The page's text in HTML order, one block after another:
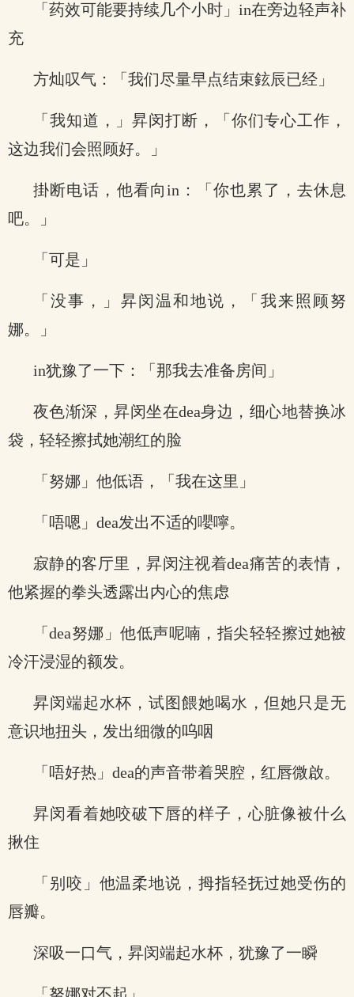
「药效可能要持续几个小时」in在旁边轻声补
充
方灿叹气：「我们尽量早点结束鉉辰已经」
「我知道，」昇闵打断，「你们专心工作，
这边我们会照顾好。」
掛断电话，他看向in：「你也累了，去休息
吧。」
「可是」
「没事，」昇闵温和地说，「我来照顾努
娜。」
in犹豫了一下：「那我去准备房间」
夜色渐深，昇闵坐在dea身边，细心地替换冰
袋，轻轻擦拭她潮红的脸
「努娜」他低语，「我在这里」
「唔嗯」dea发出不适的嚶嚀。
寂静的客厅里，昇闵注视着dea痛苦的表情，
他紧握的拳头透露出内心的焦虑
「dea努娜」他低声呢喃，指尖轻轻擦过她被
冷汗浸湿的额发。
昇闵端起水杯，试图餵她喝水，但她只是无
意识地扭头，发出细微的呜咽
「唔好热」dea的声音带着哭腔，红唇微啟。
昇闵看着她咬破下唇的样子，心脏像被什么
揪住
「别咬」他温柔地说，拇指轻抚过她受伤的
唇瓣。
深吸一口气，昇闵端起水杯，犹豫了一瞬